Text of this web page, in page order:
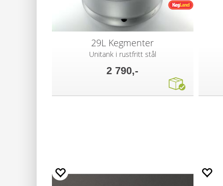
29L Kegmenter
Unitank i rustfritt stål
2 790,-